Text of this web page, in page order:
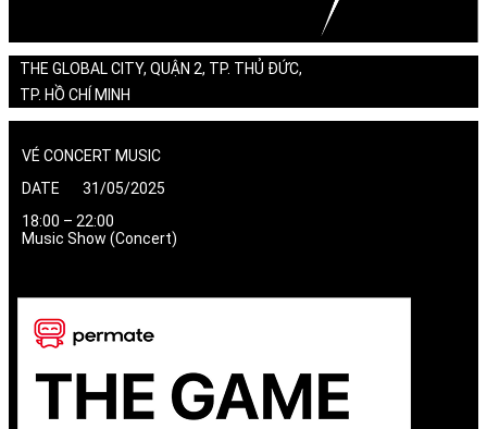
THE GLOBAL CITY, QUẬN 2, TP. THỦ ĐỨC,
TP. HỒ CHÍ MINH
VÉ CONCERT MUSIC
DATE 31/05/2025
18:00 – 22:00
Music Show (Concert)